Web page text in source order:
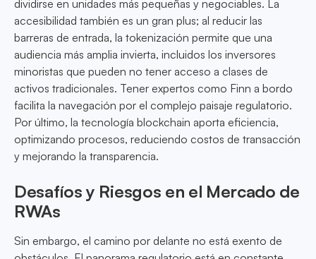
dividirse en unidades más pequeñas y negociables. La
accesibilidad también es un gran plus; al reducir las
barreras de entrada, la tokenización permite que una
audiencia más amplia invierta, incluidos los inversores
minoristas que pueden no tener acceso a clases de
activos tradicionales. Tener expertos como Finn a bordo
facilita la navegación por el complejo paisaje regulatorio.
Por último, la tecnología blockchain aporta eficiencia,
optimizando procesos, reduciendo costos de transacción
y mejorando la transparencia.
Desafíos y Riesgos en el Mercado de
RWAs
Sin embargo, el camino por delante no está exento de